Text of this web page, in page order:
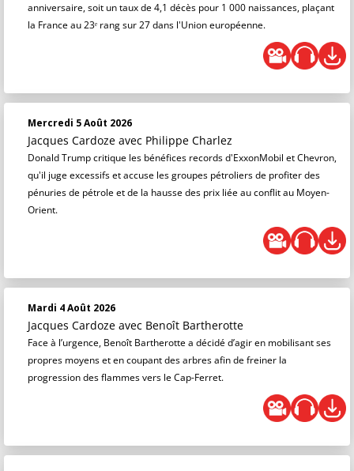
anniversaire, soit un taux de 4,1 décès pour 1 000 naissances, plaçant
la France au 23ᵉ rang sur 27 dans l'Union européenne.
Mercredi 5 Août 2026
Jacques Cardoze avec Philippe Charlez
Donald Trump critique les bénéfices records d'ExxonMobil et Chevron,
qu'il juge excessifs et accuse les groupes pétroliers de profiter des
pénuries de pétrole et de la hausse des prix liée au conflit au Moyen-
Orient.
Mardi 4 Août 2026
Jacques Cardoze avec Benoît Bartherotte
Face à l’urgence, Benoît Bartherotte a décidé d’agir en mobilisant ses
propres moyens et en coupant des arbres afin de freiner la
progression des flammes vers le Cap-Ferret.